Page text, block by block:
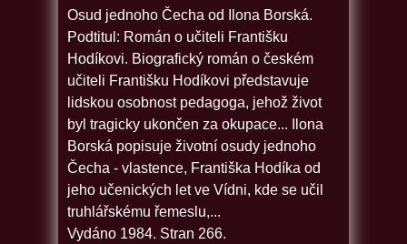
Osud jednoho Čecha od Ilona Borská.
Podtitul: Román o učiteli Františku
Hodíkovi. Biografický román o českém
učiteli Františku Hodíkovi představuje
lidskou osobnost pedagoga, jehož život
byl tragicky ukončen za okupace... Ilona
Borská popisuje životní osudy jednoho
Čecha - vlastence, Františka Hodíka od
jeho učenických let ve Vídni, kde se učil
truhlářskému řemeslu,...
Vydáno 1984. Stran 266.